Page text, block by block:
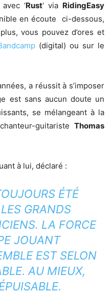
‘Rust‘ via RidingEasy
en écoute ci-dessous,
vous pouvez d’ores et
(digital) ou sur le
a réussit à s’imposer
est sans aucun doute un
se mélangeant à la
guitariste Thomas
à lui, déclaré :
ÉTÉ
GRANDS
LA FORCE
JOUANT
EST SELON
AU MIEUX,